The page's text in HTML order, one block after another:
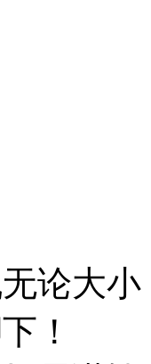
论大
！